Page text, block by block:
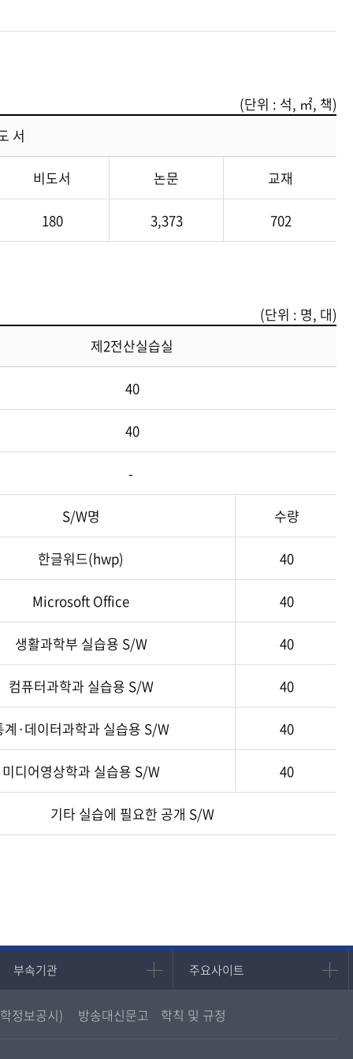
(단위 : 석, ㎡, 책)
서
비도서 논문 교재
180 3,373 702
(단위 : 명, 대)
제2전산실습실
40
40
-
S/W명 수량
한글워드(hwp) 40
Microsoft Office 40
생활과학부 실습용 S/W 40
컴퓨터과학과 실습용 S/W 40
계·데이터과학과 실습용 S/W 40
미디어영상학과 실습용 S/W 40
기타 실습에 필요한 공개 S/W
부속기관
부속기관
원격교육혁신연구원
주요사이트
주요사이트
진로심리상담
정보공시) 방송대신문고 학칙 및 규정